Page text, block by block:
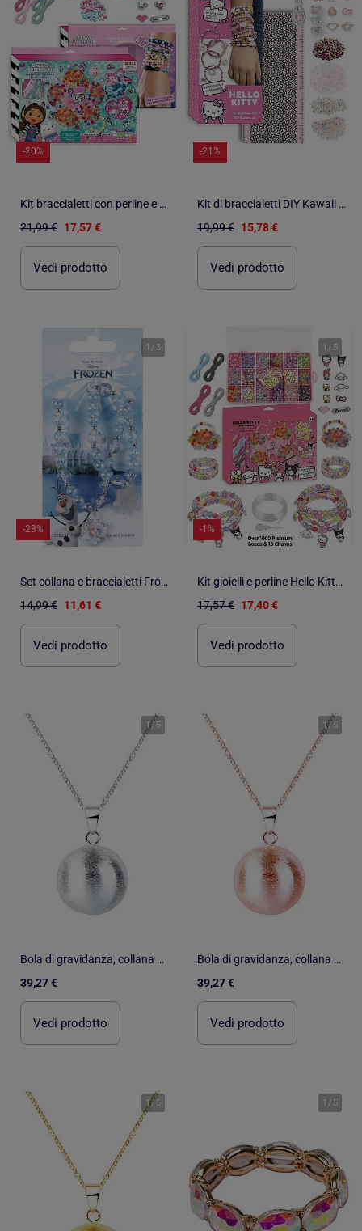
-20%
Kit braccialetti con perline e ciondoli La casa delle bambole di Gabby - Oltre 1000 pezzi
21,99 € 17,57 €
Vedi prodotto
-21%
Kit di braccialetti DIY Kawaii Hello Kitty – Oltre 1000 perline
19,99 € 15,78 €
Vedi prodotto
1 / 3
-23%
Set collana e braccialetti Frozen – 2 pezzi - Blu
14,99 € 11,61 €
Vedi prodotto
1 / 5
-1%
Kit gioielli e perline Hello Kitty and Friends – Oltre 1000 pezzi
17,57 € 17,40 €
Vedi prodotto
1/ 5
Bola di gravidanza, collana pure elegance | Bola
39,27 €
Vedi prodotto
1/ 5
Bola di gravidanza, collana pure elegance | Bola
39,27 €
Vedi prodotto
1/ 5 1 / 5